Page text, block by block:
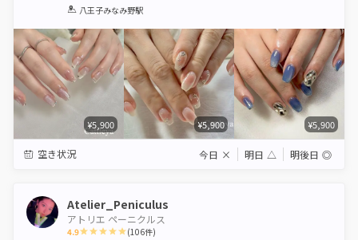
1 2 3 4 5
八王子みなみ野駅
¥5,900 ¥5,900 ¥5,900
空き状況 今日 × 明日 △ 明後日 ◎
Atelier_Peniculus
アトリエ ペーニクルス
4.9 (106件)